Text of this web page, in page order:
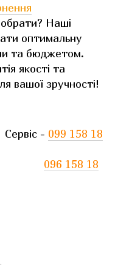
Наші
оптимальну
та бюджетом.
якості та
вашої зручності!
Сервіс - 099 158 18
096 158 18